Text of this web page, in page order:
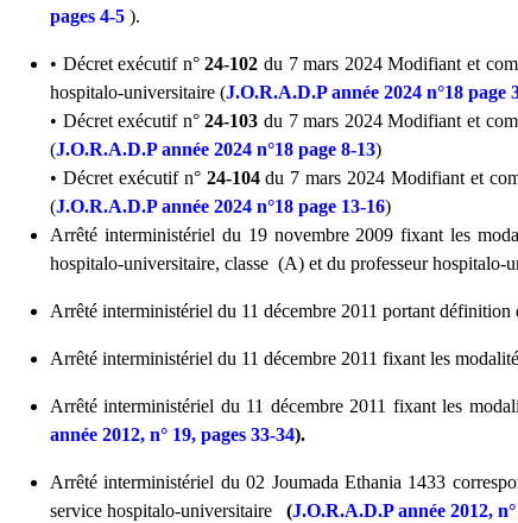
pages 4-5 ).
• Décret exécutif n°24-102 du 7 mars 2024 Modifiant et
hospitalo-universitaire (J.O.R.A.D.P année 2024 n°18 page
• Décret exécutif n°24-103 du 7 mars 2024 Modifiant et
(J.O.R.A.D.P année 2024 n°18 page 8-13)
• Décret exécutif n° 24-104du 7 mars 2024 Modifiant et
(J.O.R.A.D.P année 2024 n°18 page 13-16)
Arrêté interministériel du 19 novembre 2009 fixant les
hospitalo-universitaire, classe (A) et du professeur hospitalo-
Arrêté interministériel du 11 décembre 2011 portant
Arrêté interministériel du 11 décembre 2011 fixant les
Arrêté interministériel du 11 décembre 2011 fixant les
année 2012, n° 19, pages 33-34).
Arrêté interministériel du 02 Joumada Ethania 1433
service hospitalo-universitaire
(J.O.R.A.D.P année 2012,